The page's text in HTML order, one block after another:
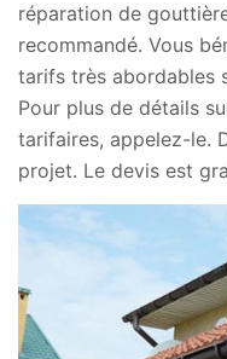
réparation de
recommandé. Vous
tarifs très abordables
Pour plus de détails
tarifaires, appelez-le.
projet. Le devis est